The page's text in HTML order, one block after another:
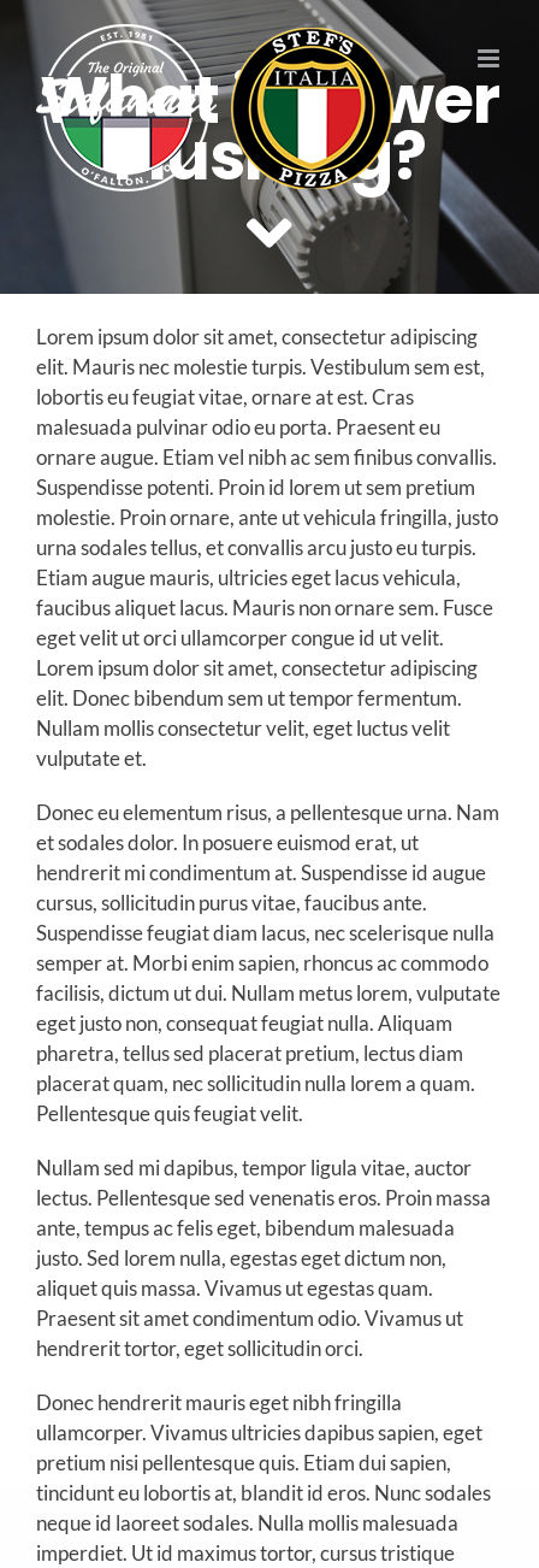
contentWhat is Power
Flushing?
Lorem ipsum dolor sit amet, consectetur adipiscing
elit. Mauris nec molestie turpis. Vestibulum sem est,
lobortis eu feugiat vitae, ornare at est. Cras
malesuada pulvinar odio eu porta. Praesent eu
ornare augue. Etiam vel nibh ac sem finibus convallis.
Suspendisse potenti. Proin id lorem ut sem pretium
molestie. Proin ornare, ante ut vehicula fringilla, justo
urna sodales tellus, et convallis arcu justo eu turpis.
Etiam augue mauris, ultricies eget lacus vehicula,
faucibus aliquet lacus. Mauris non ornare sem. Fusce
eget velit ut orci ullamcorper congue id ut velit.
Lorem ipsum dolor sit amet, consectetur adipiscing
elit. Donec bibendum sem ut tempor fermentum.
Nullam mollis consectetur velit, eget luctus velit
vulputate et.
Donec eu elementum risus, a pellentesque urna. Nam
et sodales dolor. In posuere euismod erat, ut
hendrerit mi condimentum at. Suspendisse id augue
cursus, sollicitudin purus vitae, faucibus ante.
Suspendisse feugiat diam lacus, nec scelerisque nulla
semper at. Morbi enim sapien, rhoncus ac commodo
facilisis, dictum ut dui. Nullam metus lorem, vulputate
eget justo non, consequat feugiat nulla. Aliquam
pharetra, tellus sed placerat pretium, lectus diam
placerat quam, nec sollicitudin nulla lorem a quam.
Pellentesque quis feugiat velit.
Nullam sed mi dapibus, tempor ligula vitae, auctor
lectus. Pellentesque sed venenatis eros. Proin massa
ante, tempus ac felis eget, bibendum malesuada
justo. Sed lorem nulla, egestas eget dictum non,
aliquet quis massa. Vivamus ut egestas quam.
Praesent sit amet condimentum odio. Vivamus ut
hendrerit tortor, eget sollicitudin orci.
Donec hendrerit mauris eget nibh fringilla
ullamcorper. Vivamus ultricies dapibus sapien, eget
pretium nisi pellentesque quis. Etiam dui sapien,
tincidunt eu lobortis at, blandit id eros. Nunc sodales
neque id laoreet sodales. Nulla mollis malesuada
imperdiet. Ut id maximus tortor, cursus tristique